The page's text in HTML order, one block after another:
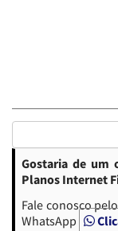
Gostaria de um
Planos Internet
Fale conosco
WhatsApp